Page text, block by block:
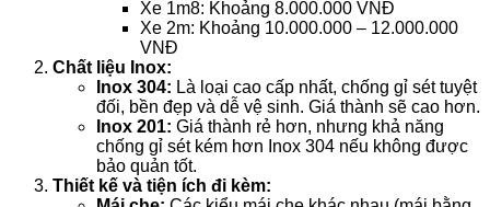
Xe 1m8: Khoảng 8.000.000 VNĐ
Xe 2m: Khoảng 10.000.000 – 12.000.000
VNĐ
Chất liệu Inox:
Inox 304: Là loại cao cấp nhất, chống gỉ sét tuyệt
đối, bền đẹp và dễ vệ sinh. Giá thành sẽ cao hơn.
Inox 201: Giá thành rẻ hơn, nhưng khả năng
chống gỉ sét kém hơn Inox 304 nếu không được
bảo quản tốt.
Thiết kế và tiện ích đi kèm: